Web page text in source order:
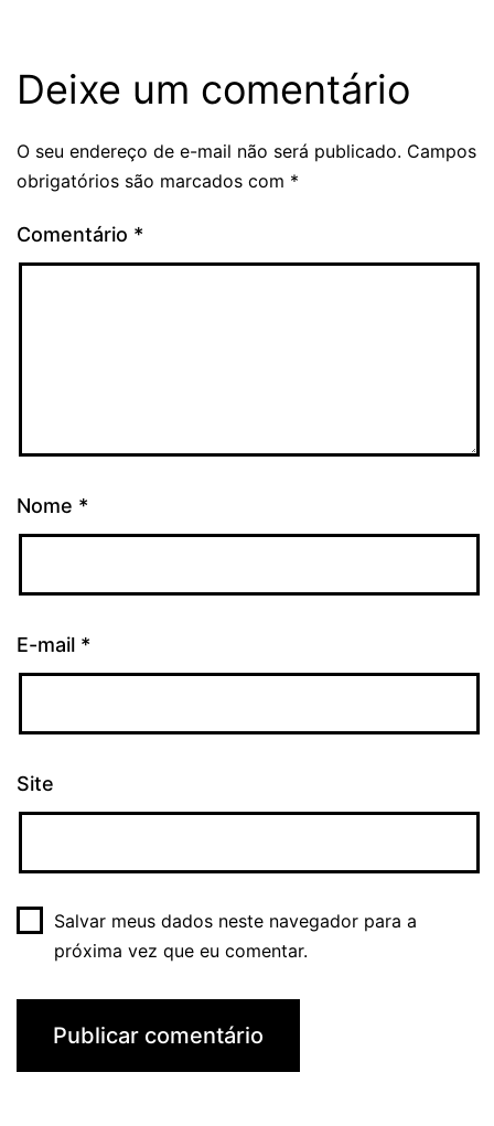
Deixe um comentário
O seu endereço de e-mail não será publicado. Campos
obrigatórios são marcados com *
Comentário *
Nome *
E-mail *
Site
Salvar meus dados neste navegador para a
próxima vez que eu comentar.